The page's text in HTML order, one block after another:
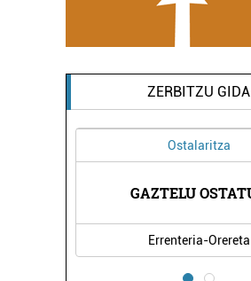
ZERBITZU GIDA
Ostalaritza
GAZTELU OSTATUA
Errenteria-Orereta